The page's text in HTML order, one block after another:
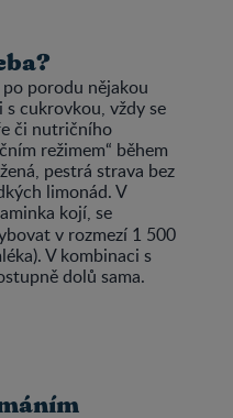
porodu nějakou
cukrovkou, vždy se
či nutričního
režimem“ během
pestrá strava bez
limonád. V
kojí, se
v rozmezí 1 500
V kombinaci s
dolů sama.